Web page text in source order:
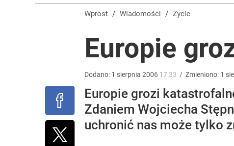
Farmacja: wzrost pod presją. co czeka branżę do 2030
Gen. Pawlikowski: Przywiozłem cenną lekcję z Danii.
Vistula x LOT: Elegancja w podróży. Premiera
Wprost / Wiadomości / Życie
Europie
Dodano: 1 sierpnia 2006 17:33 / Zmieniono: 1
Europie grozi
Zdaniem Wojciecha
uchronić nas może tylko